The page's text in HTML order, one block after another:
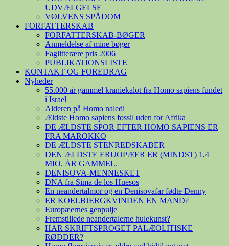
UDVÆLGELSE
VØLVENS SPÅDOM
FORFATTERSKAB
FORFATTERSKAB-BØGER
Anmeldelse af mine bøger
Faglitterære pris 2006
PUBLIKATIONSLISTE
KONTAKT OG FOREDRAG
Nyheder
55.000 år gammel kraniekalot fra Homo sapiens fundet
i Israel
Alderen på Homo naledi
Ældste Homo sapiens fossil uden for Afrika
DE ÆLDSTE SPOR EFTER HOMO SAPIENS ER
FRA MAROKKO
DE ÆLDSTE STENREDSKABER
DEN ÆLDSTE ERUOPÆER ER (MINDST) 1,4
MIO. ÅR GAMMEL.
DENISOVA-MENNESKET
DNA fra Sima de los Huesos
En neandertalmor og en Denisovafar fødte Denny
ER KOELBJERGKVINDEN EN MAND?
Europæernes genpulje
Fremstillede neandertalerne hulekunst?
HAR SKRIFTSPROGET PALÆOLITISKE
RØDDER?